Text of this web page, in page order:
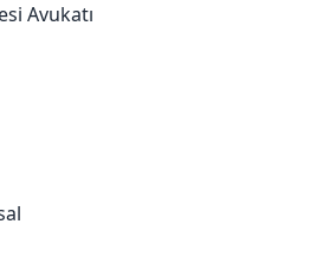
Avukatı